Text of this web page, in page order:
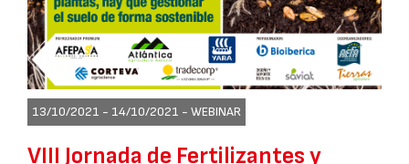
13/10/2021 - 14/10/2021 - WEBINAR
VIII Jornada de Fertilizantes y